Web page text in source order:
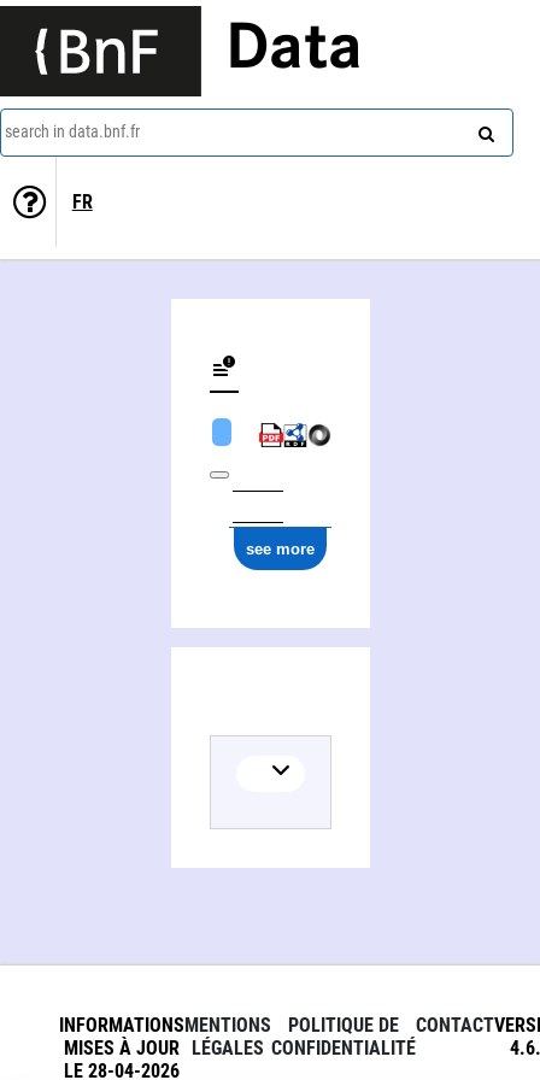
Data
search in data.bnf.fr
FR
see more
INFORMATIONS
MISES À JOUR
LE 28-04-2026
MENTIONS
LÉGALES
POLITIQUE DE
CONFIDENTIALITÉ
CONTACT